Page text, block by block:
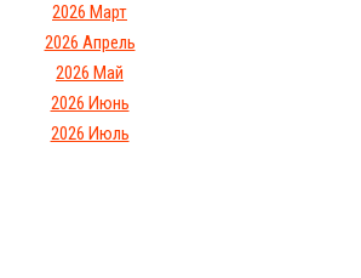
2026 Март
2026 Апрель
2026 Май
2026 Июнь
2026 Июль